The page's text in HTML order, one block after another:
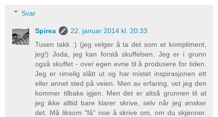
Svar
Spirea
22. januar 2014 kl. 20:33
Tusen takk :) (jeg velger å ta det som et kompliment,
jeg!) Joda, jeg kan forstå skuffelsen. Jeg er i grunn
også skuffet - over egen evne til å produsere for tiden.
Jeg er rimelig slått ut og har mistet inspirasjonen ett
eller annet sted på veien. Men av erfaring, vet jeg den
kommer tilbake igjen. Men det er altså grunnen til at
jeg ikke alltid bare klarer skrive, selv når jeg ønsker
det. Må liksom "få" noe å skrive om, om du skjønner.